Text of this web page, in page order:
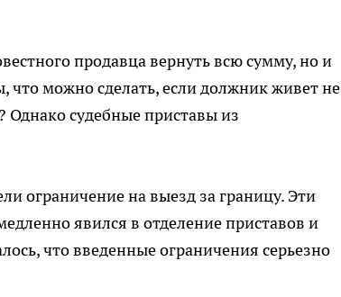
продавца вернуть всю сумму, но и
что можно сделать, если должник живет не
Однако судебные приставы из
ограничение на выезд за границу. Эти
явился в отделение приставов и
что введенные ограничения серьезно